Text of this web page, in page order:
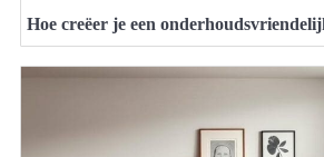
Hoe creëer je een